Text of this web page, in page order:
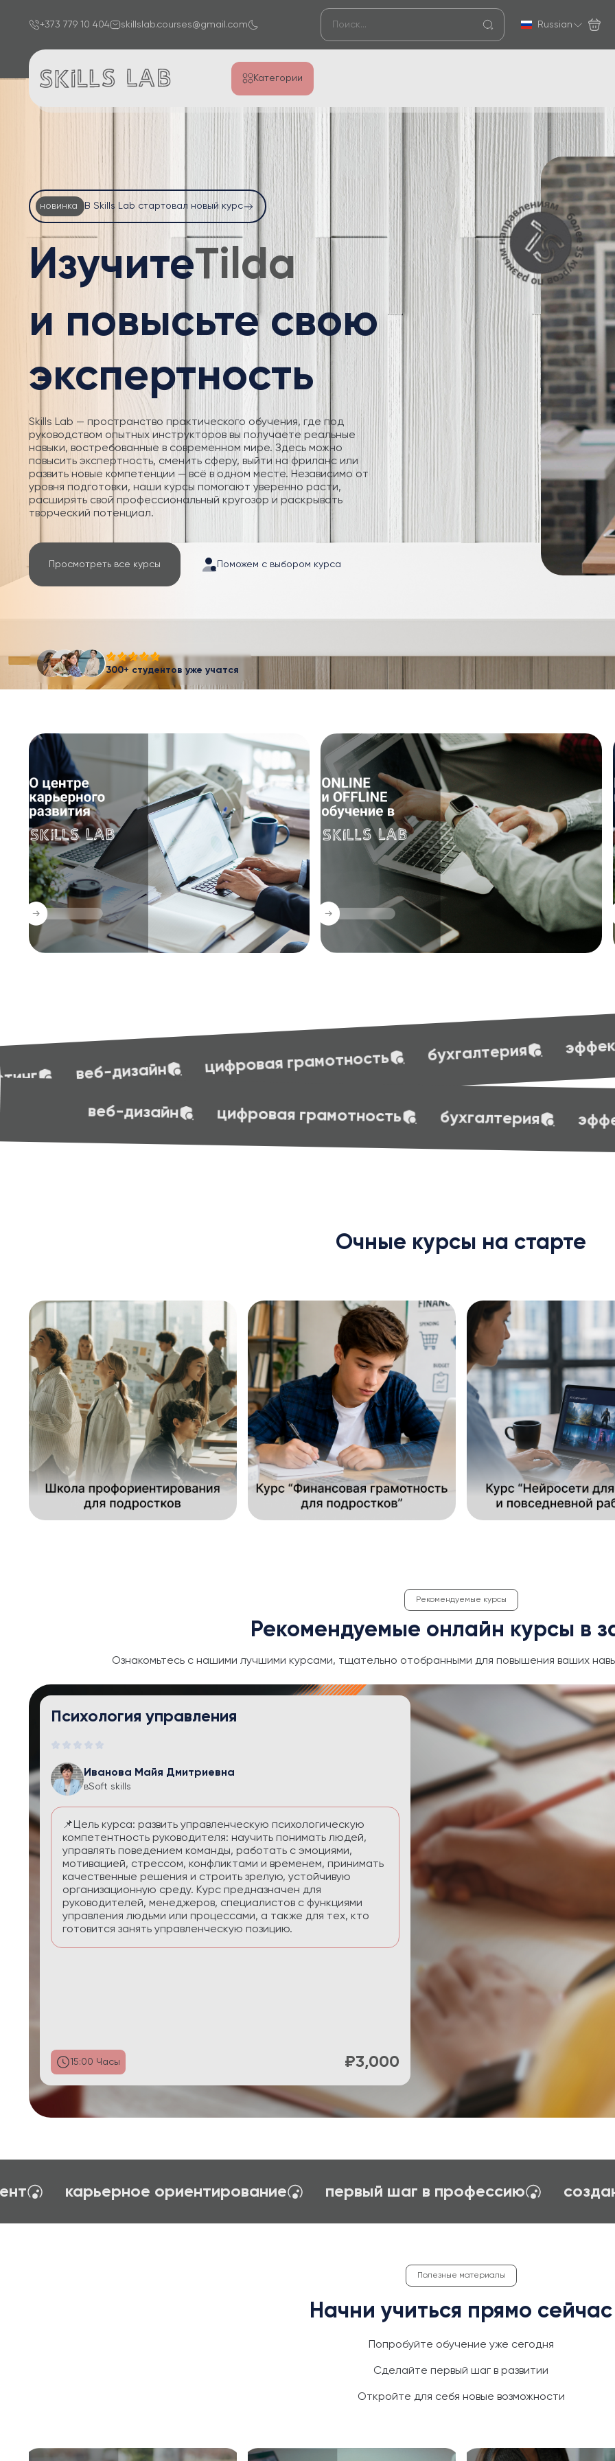
+373 779 10 404 skillslab.courses@gmail.com Russian
Категории
новинка В Skills Lab стартовал новый курс
Изучите
и повысьте свою
экспертность
Skills Lab — пространство практического обучения, где под
руководством опытных инструкторов вы получаете реальные
навыки, востребованные в современном мире. Здесь можно
повысить экспертность, сменить сферу, выйти на фриланс или
развить новые компетенции — всё в одном месте. Независимо от
уровня подготовки, наши курсы помогают уверенно расти,
расширять свой профессиональный кругозор и раскрывать
творческий потенциал.
Просмотреть все курсы Поможем с выбором курса
300+ студентов уже учатся
цифровая грамотность бухгалтерия эффективные презентации
эффективные презентации soft skills маркетинг веб-дизайн
Очные курсы на старте
Рекомендуемые курсы
Рекомендуемые онлайн курсы в
Ознакомьтесь с нашими лучшими курсами, тщательно отобранными для повышения ваших
Тайм-менеджмент и личная эффективность
Иванова Майя Дмитриевна
вSoft skills
Курс помогает выстроить систему управления временем без
перегруза и чувства вины. Вы научитесь расставлять
приоритеты, планировать реалистично, сохранять фокус и
управлять энергией в условиях многозадачности.
29:58 Часы ₽900
управления тайм-менеджент карьерное ориентирование
Полезные материалы
Начни учиться прямо сейчас
Попробуйте обучение уже сегодня
Сделайте первый шаг в развитии
Откройте для себя новые возможности